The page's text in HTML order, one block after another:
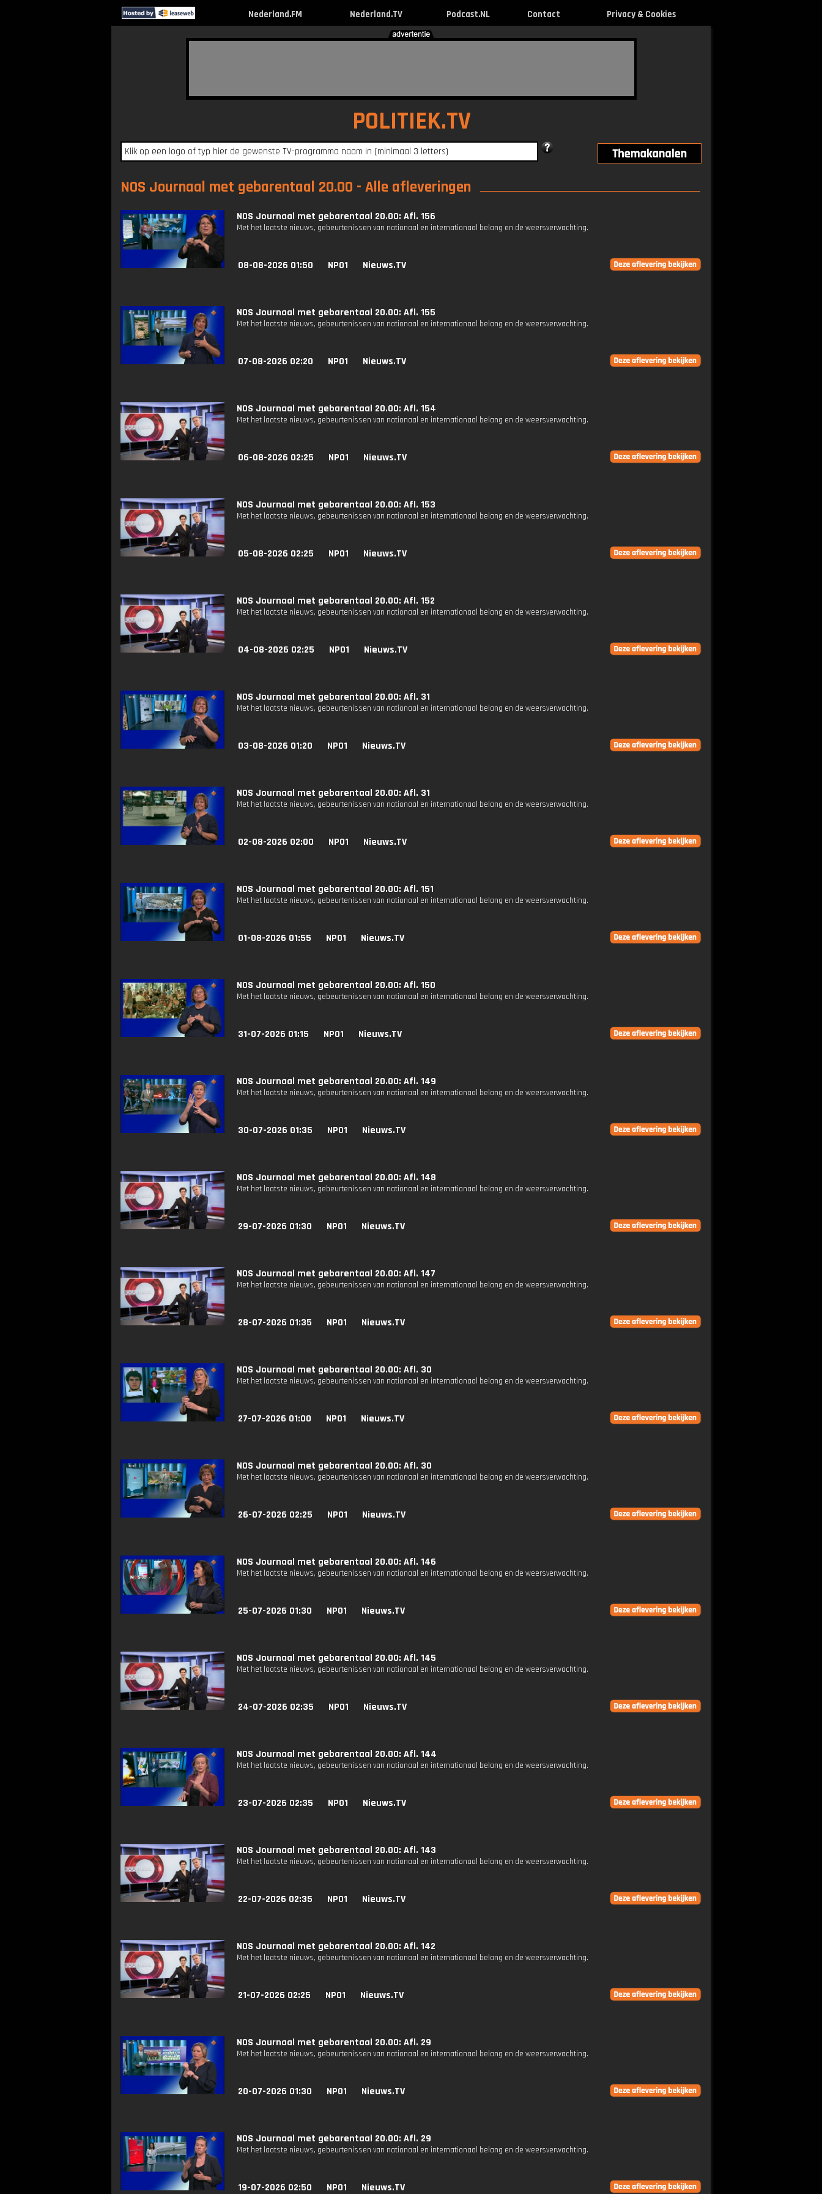
Nederland.FM Nederland.TV Podcast.NL Contact Privacy & Cookies
POLITIEK.TV
NOS Journaal met gebarentaal 20.00 - Alle afleveringen
NOS Journaal met gebarentaal 20.00: Afl. 156
Met het laatste nieuws, gebeurtenissen van nationaal en internationaal belang en de weersverwachting.
08-08-2026 01:50 NPO1 Nieuws.TV
NOS Journaal met gebarentaal 20.00: Afl. 155
Met het laatste nieuws, gebeurtenissen van nationaal en internationaal belang en de weersverwachting.
07-08-2026 02:20 NPO1 Nieuws.TV
NOS Journaal met gebarentaal 20.00: Afl. 154
Met het laatste nieuws, gebeurtenissen van nationaal en internationaal belang en de weersverwachting.
06-08-2026 02:25 NPO1 Nieuws.TV
NOS Journaal met gebarentaal 20.00: Afl. 153
Met het laatste nieuws, gebeurtenissen van nationaal en internationaal belang en de weersverwachting.
05-08-2026 02:25 NPO1 Nieuws.TV
NOS Journaal met gebarentaal 20.00: Afl. 152
Met het laatste nieuws, gebeurtenissen van nationaal en internationaal belang en de weersverwachting.
04-08-2026 02:25 NPO1 Nieuws.TV
NOS Journaal met gebarentaal 20.00: Afl. 31
Met het laatste nieuws, gebeurtenissen van nationaal en internationaal belang en de weersverwachting.
03-08-2026 01:20 NPO1 Nieuws.TV
NOS Journaal met gebarentaal 20.00: Afl. 31
Met het laatste nieuws, gebeurtenissen van nationaal en internationaal belang en de weersverwachting.
02-08-2026 02:00 NPO1 Nieuws.TV
NOS Journaal met gebarentaal 20.00: Afl. 151
Met het laatste nieuws, gebeurtenissen van nationaal en internationaal belang en de weersverwachting.
01-08-2026 01:55 NPO1 Nieuws.TV
NOS Journaal met gebarentaal 20.00: Afl. 150
Met het laatste nieuws, gebeurtenissen van nationaal en internationaal belang en de weersverwachting.
31-07-2026 01:15 NPO1 Nieuws.TV
NOS Journaal met gebarentaal 20.00: Afl. 149
Met het laatste nieuws, gebeurtenissen van nationaal en internationaal belang en de weersverwachting.
30-07-2026 01:35 NPO1 Nieuws.TV
NOS Journaal met gebarentaal 20.00: Afl. 148
Met het laatste nieuws, gebeurtenissen van nationaal en internationaal belang en de weersverwachting.
29-07-2026 01:30 NPO1 Nieuws.TV
NOS Journaal met gebarentaal 20.00: Afl. 147
Met het laatste nieuws, gebeurtenissen van nationaal en internationaal belang en de weersverwachting.
28-07-2026 01:35 NPO1 Nieuws.TV
NOS Journaal met gebarentaal 20.00: Afl. 30
Met het laatste nieuws, gebeurtenissen van nationaal en internationaal belang en de weersverwachting.
27-07-2026 01:00 NPO1 Nieuws.TV
NOS Journaal met gebarentaal 20.00: Afl. 30
Met het laatste nieuws, gebeurtenissen van nationaal en internationaal belang en de weersverwachting.
26-07-2026 02:25 NPO1 Nieuws.TV
NOS Journaal met gebarentaal 20.00: Afl. 146
Met het laatste nieuws, gebeurtenissen van nationaal en internationaal belang en de weersverwachting.
25-07-2026 01:30 NPO1 Nieuws.TV
NOS Journaal met gebarentaal 20.00: Afl. 145
Met het laatste nieuws, gebeurtenissen van nationaal en internationaal belang en de weersverwachting.
24-07-2026 02:35 NPO1 Nieuws.TV
NOS Journaal met gebarentaal 20.00: Afl. 144
Met het laatste nieuws, gebeurtenissen van nationaal en internationaal belang en de weersverwachting.
23-07-2026 02:35 NPO1 Nieuws.TV
NOS Journaal met gebarentaal 20.00: Afl. 143
Met het laatste nieuws, gebeurtenissen van nationaal en internationaal belang en de weersverwachting.
22-07-2026 02:35 NPO1 Nieuws.TV
NOS Journaal met gebarentaal 20.00: Afl. 142
Met het laatste nieuws, gebeurtenissen van nationaal en internationaal belang en de weersverwachting.
21-07-2026 02:25 NPO1 Nieuws.TV
NOS Journaal met gebarentaal 20.00: Afl. 29
Met het laatste nieuws, gebeurtenissen van nationaal en internationaal belang en de weersverwachting.
20-07-2026 01:30 NPO1 Nieuws.TV
NOS Journaal met gebarentaal 20.00: Afl. 29
Met het laatste nieuws, gebeurtenissen van nationaal en internationaal belang en de weersverwachting.
19-07-2026 02:50 NPO1 Nieuws.TV